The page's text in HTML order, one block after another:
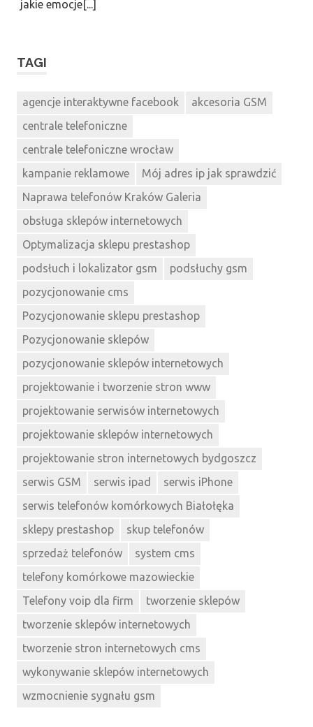
jakie emocje[...]
TAGI
agencje interaktywne facebook
akcesoria GSM
centrale telefoniczne
centrale telefoniczne wrocław
kampanie reklamowe
Mój adres ip jak sprawdzić
Naprawa telefonów Kraków Galeria
obsługa sklepów internetowych
Optymalizacja sklepu prestashop
podsłuch i lokalizator gsm
podsłuchy gsm
pozycjonowanie cms
Pozycjonowanie sklepu prestashop
Pozycjonowanie sklepów
pozycjonowanie sklepów internetowych
projektowanie i tworzenie stron www
projektowanie serwisów internetowych
projektowanie sklepów internetowych
projektowanie stron internetowych bydgoszcz
serwis GSM
serwis ipad
serwis iPhone
serwis telefonów komórkowych Białołęka
sklepy prestashop
skup telefonów
sprzedaż telefonów
system cms
telefony komórkowe mazowieckie
Telefony voip dla firm
tworzenie sklepów
tworzenie sklepów internetowych
tworzenie stron internetowych cms
wykonywanie sklepów internetowych
wzmocnienie sygnału gsm